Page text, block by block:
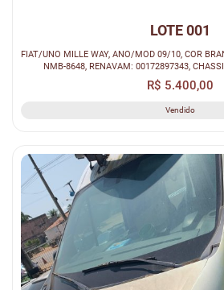
LOTE 001
FIAT/UNO MILLE WAY, ANO/MOD 09/10, COR
NMB-8648, RENAVAM: 00172897343,
R$ 5.400,00
Vendido